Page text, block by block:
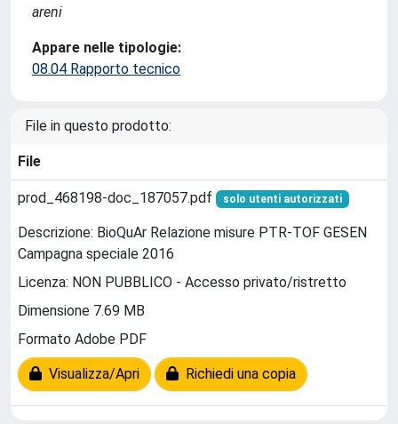
areni
Appare nelle tipologie:
08.04 Rapporto tecnico
File in questo prodotto:
File
prod_468198-doc_187057.pdf solo utenti autorizzati
Descrizione: BioQuAr Relazione misure PTR-TOF GESEN
Campagna speciale 2016
Licenza: NON PUBBLICO - Accesso privato/ristretto
Dimensione 7.69 MB
Formato Adobe PDF
Visualizza/Apri Richiedi una copia